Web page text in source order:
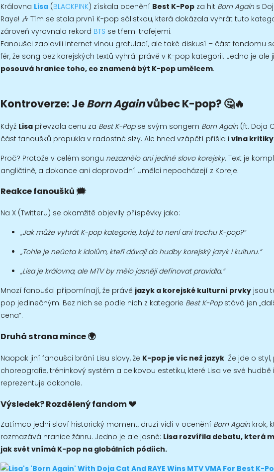
Královna Lisa (BLACKPINK) získala ocenění Best K-Pop za hit Born Again s
Raye! 🎶 Tím se stala první K-pop sólistkou, která dokázala vyhrát tuto
zároveň vyrovnala rekord BTS se třemi trofejemi.
Fanoušci zaplavili internet vlnou gratulací, ale také diskusí – část fandomu
fér, že song bez korejských textů vyhrál právě v K-pop kategorii. Jedno je ale
posouvá hranice toho, co znamená být K-pop umělcem.
Kontroverze: JeBorn Againvůbec K-pop? 🤔🔥
Když Lisa převzala cenu za Best K-Popse svým songem Born Again (ft. Doja
část fanoušků propukla v radostné slzy. Ale hned vzápětí přišla i vlna kritiky
Proč? Protože v celém songu nezaznělo ani jediné slovo korejsky. Text je
angličtině, a dokonce ani doprovodní umělci nepocházejí z Koreje.
Reakce fanoušků 🗯️
Na X (Twitteru) se okamžitě objevily příspěvky jako:
„Jak může vyhrát K-pop kategorie, když to není ani trochu K-pop?“
„Tohle je neúcta k idolům, kteří dávají do hudby korejský jazyk i kulturu.“
„Lisa je královna, ale MTV by mělo jasněji definovat pravidla.“
Mnozí fanoušci připomínají, že právě jazyk a korejské kulturní prvky jsou
pop jedinečným. Bez nich se podle nich z kategorie Best K-Popstává jen
cena“.
Druhá strana mince 🌍
Naopak jiní fanoušci brání Lisu slovy, že K-pop je víc než jazyk. Že jde o
choreografie, tréninkový systém a celkovou estetiku, které Lisa ve své hudbě
reprezentuje dokonale.
Výsledek? Rozdělený fandom 💔
Zatímco jedni slaví historický moment, druzí vidí v ocenění Born Again krok,
rozmazává hranice žánru. Jedno je ale jasné: Lisa rozvířila debatu, která
jak svět vnímá K-pop na globálních pódiích.